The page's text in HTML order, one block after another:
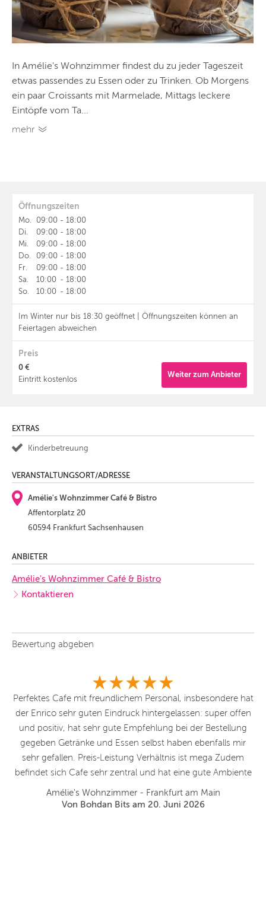
In Amélie's Wohnzimmer findest du zu jeder Tageszeit
etwas passendes zu Essen oder zu Trinken. Ob Morgens
ein paar Croissants mit Marmelade, Mittags leckere
Eintöpfe vom Ta...
mehr
Öffnungszeiten
Mo. 09:00 - 18:00
Di.
09:00 - 18:00
Mi.
09:00 - 18:00
Do.
09:00 - 18:00
Fr.
09:00 - 18:00
Sa.
10:00 - 18:00
So.
10:00 - 18:00
Im Winter nur bis 18:30 geöffnet | Öffnungszeiten können an
Feiertagen abweichen
Preis
0 €
Eintritt kostenlos
Weiter zum Anbieter
EXTRAS
Kinderbetreuung
VERANSTALTUNGSORT/ADRESSE
Amélie's Wohnzimmer Café & Bistro
Affentorplatz 20
60594 Frankfurt Sachsenhausen
ANBIETER
Amélie's Wohnzimmer Café & Bistro
Kontaktieren
Bewertung abgeben
Perfektes Cafe mit freundlichem Personal, insbesondere hat
der Enrico sehr guten Eindruck hintergelassen: super offen
und positiv, hat sehr gute Empfehlung bei der Bestellung
gegeben Getränke und Essen selbst haben ebenfalls mir
sehr gefallen. Preis-Leistung Verhältnis ist mega Zudem
befindet sich Cafe sehr zentral und hat eine gute Ambiente
Amélie's Wohnzimmer - Frankfurt am Main
Von Bohdan Bits am 20. Juni 2026